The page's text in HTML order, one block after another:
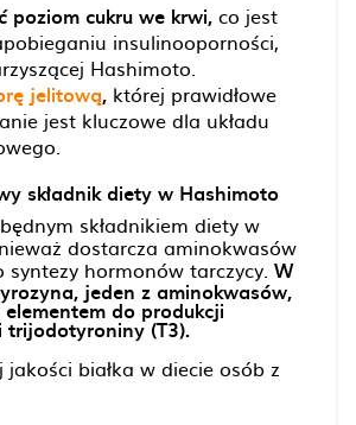
poziom cukru we krwi, co jest
insulinooporności,
Hashimoto.
jelitową, której prawidłowe
jest kluczowe dla układu
składnik diety w Hashimoto
składnikiem diety w
dostarcza aminokwasów
syntezy hormonów tarczycy. W
jeden z aminokwasów,
do produkcji
trijodotyroniny (T3).
jakości białka w diecie osób z